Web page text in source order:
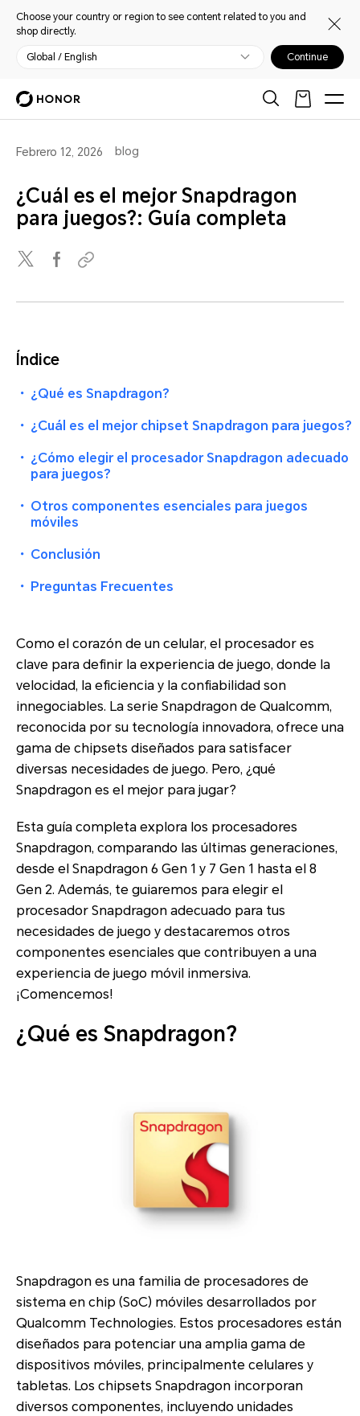
Choose your country or region to see content related to you and
shop directly.
Global / English Continue
Febrero 12, 2026 blog
¿Cuál es el mejor Snapdragon
para juegos?: Guía completa
Índice
・ ¿Qué es Snapdragon?
・ ¿Cuál es el mejor chipset Snapdragon para juegos?
・ ¿Cómo elegir el procesador Snapdragon adecuado
para juegos?
・ Otros componentes esenciales para juegos
móviles
・ Conclusión
・ Preguntas Frecuentes
Como el corazón de un celular, el procesador es
clave para definir la experiencia de juego, donde la
velocidad, la eficiencia y la confiabilidad son
innegociables. La serie Snapdragon de Qualcomm,
reconocida por su tecnología innovadora, ofrece una
gama de chipsets diseñados para satisfacer
diversas necesidades de juego. Pero, ¿qué
Snapdragon es el mejor para jugar?
Esta guía completa explora los procesadores
Snapdragon, comparando las últimas generaciones,
desde el Snapdragon 6 Gen 1 y 7 Gen 1 hasta el 8
Gen 2. Además, te guiaremos para elegir el
procesador Snapdragon adecuado para tus
necesidades de juego y destacaremos otros
componentes esenciales que contribuyen a una
experiencia de juego móvil inmersiva.
¡Comencemos!
¿Qué es Snapdragon?
Snapdragon es una familia de procesadores de
sistema en chip (SoC) móviles desarrollados por
Qualcomm Technologies. Estos procesadores están
diseñados para potenciar una amplia gama de
dispositivos móviles, principalmente celulares y
tabletas. Los chipsets Snapdragon incorporan
diversos componentes, incluyendo unidades